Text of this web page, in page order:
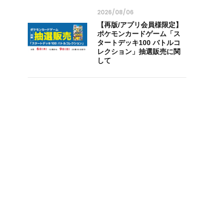
2026/08/06
【再版/アプリ会員様限定】
ポケモンカードゲーム「ス
タートデッキ100 バトルコ
レクション」抽選販売に関
して